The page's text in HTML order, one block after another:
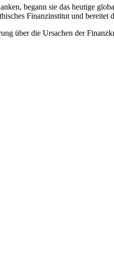
begann sie das heutige
Finanzinstitut und bereitet
über die Ursachen der